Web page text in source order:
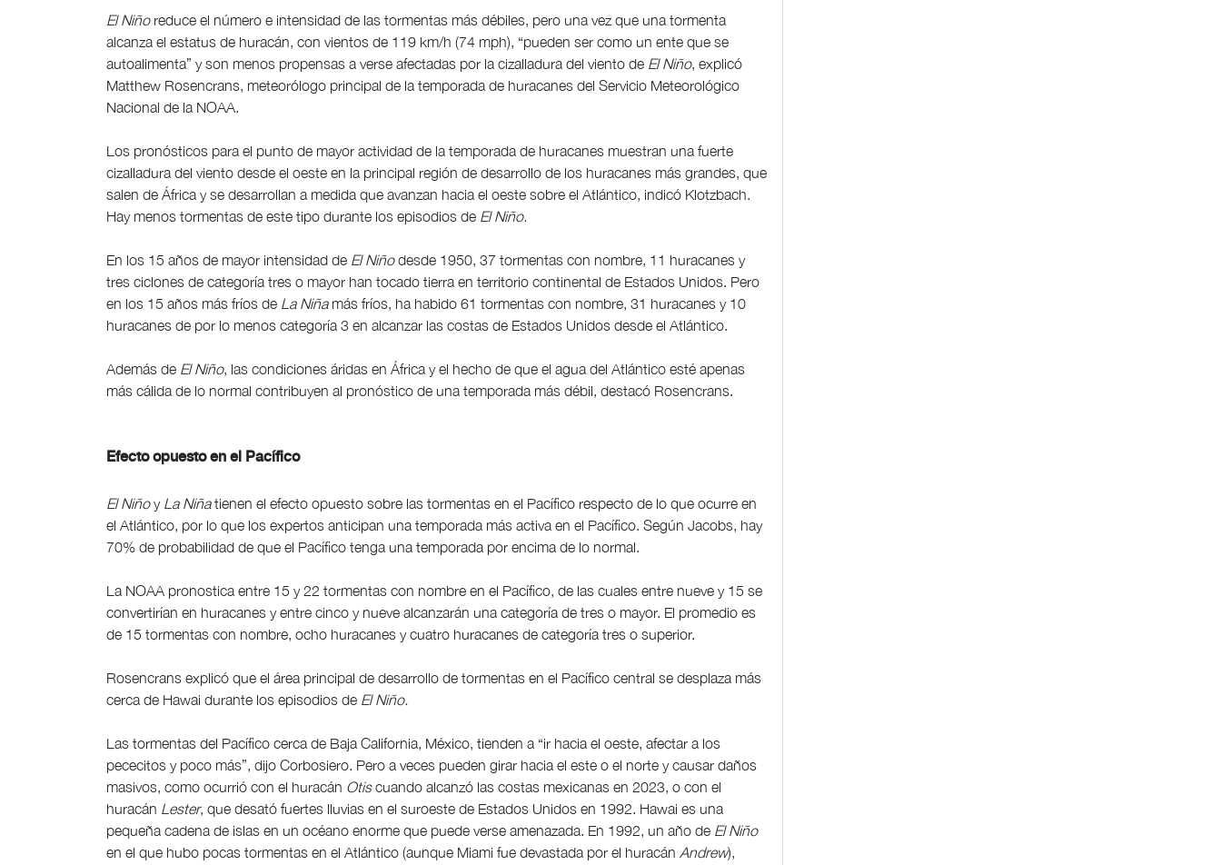
El Niño reduce el número e intensidad de las tormentas más débiles, pero una vez que una tormenta
alcanza el estatus de huracán, con vientos de 119 km/h (74 mph), “pueden ser como un ente que se
autoalimenta” y son menos propensas a verse afectadas por la cizalladura del viento de El Niño, explicó
Matthew Rosencrans, meteorólogo principal de la temporada de huracanes del Servicio Meteorológico
Nacional de la NOAA.
Los pronósticos para el punto de mayor actividad de la temporada de huracanes muestran una fuerte
cizalladura del viento desde el oeste en la principal región de desarrollo de los huracanes más grandes, que
salen de África y se desarrollan a medida que avanzan hacia el oeste sobre el Atlántico, indicó Klotzbach.
Hay menos tormentas de este tipo durante los episodios de El Niño.
En los 15 años de mayor intensidad de El Niñodesde 1950, 37 tormentas con nombre, 11 huracanes y
tres ciclones de categoría tres o mayor han tocado tierra en territorio continental de Estados Unidos. Pero
en los 15 años más fríos de La Niñamás fríos, ha habido 61 tormentas con nombre, 31 huracanes y 10
huracanes de por lo menos categoría 3 en alcanzar las costas de Estados Unidos desde el Atlántico.
Además de El Niño, las condiciones áridas en África y el hecho de que el agua del Atlántico esté apenas
más cálida de lo normal contribuyen al pronóstico de una temporada más débil, destacó Rosencrans.
Efecto opuesto en el Pacífico
El Niñoy La Niñatienen el efecto opuesto sobre las tormentas en el Pacífico respecto de lo que ocurre en
el Atlántico, por lo que los expertos anticipan una temporada más activa en el Pacífico. Según Jacobs, hay
70% de probabilidad de que el Pacífico tenga una temporada por encima de lo normal.
La NOAA pronostica entre 15 y 22 tormentas con nombre en el Pacífico, de las cuales entre nueve y 15 se
convertirían en huracanes y entre cinco y nueve alcanzarán una categoría de tres o mayor. El promedio es
de 15 tormentas con nombre, ocho huracanes y cuatro huracanes de categoría tres o superior.
Rosencrans explicó que el área principal de desarrollo de tormentas en el Pacífico central se desplaza más
cerca de Hawai durante los episodios de El Niño.
Las tormentas del Pacífico cerca de Baja California, México, tienden a “ir hacia el oeste, afectar a los
pececitos y poco más”, dijo Corbosiero. Pero a veces pueden girar hacia el este o el norte y causar daños
masivos, como ocurrió con el huracán Otiscuando alcanzó las costas mexicanas en 2023, o con el
huracán Lester, que desató fuertes lluvias en el suroeste de Estados Unidos en 1992. Hawai es una
pequeña cadena de islas en un océano enorme que puede verse amenazada. En 1992, un año de El Niño
en el que hubo pocas tormentas en el Atlántico (aunque Miami fue devastada por el huracán Andrew),